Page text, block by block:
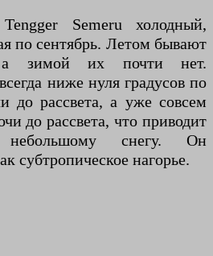
Semeru холодный,
по сентябрь. Летом бывают
зимой их почти нет.
ниже нуля градусов по
до рассвета, а уже совсем
до рассвета, что приводит
снегу. Он
субтропическое нагорье.